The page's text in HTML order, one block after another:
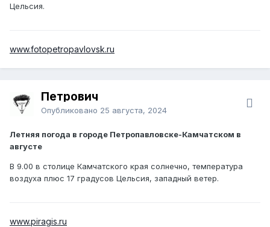
Цельсия.
www.fotopetropavlovsk.ru
Петрович
Опубликовано 25 августа, 2024
Летняя погода в городе Петропавловске-Камчатском в
августе
В 9.00 в столице Камчатского края солнечно, температура
воздуха плюс 17 градусов Цельсия, западный ветер.
www.piragis.ru